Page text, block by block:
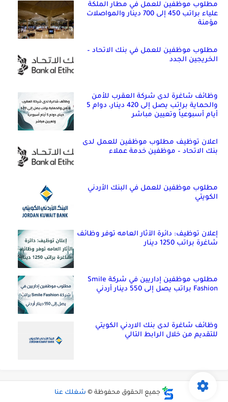
مطلوب موظفين للعمل في مطار الملكة
علياء براتب 450 إلى 700 دينار والمواصلات
مؤمنة
مطلوب موظفين للعمل في بنك الاتحاد –
الخريجين الجدد
وظائف شاغرة لدى شركة العقرب للأمن
والحماية براتب يصل إلى 420 دينار، دوام 5
أيام أسبوعياً وتعيين مباشر
اعلان توظيف مطلوب موظفين للعمل لدى
بنك الاتحاد – موظفين خدمة عملاء
مطلوب موظفين للعمل في البنك الأردني
الكويتي
إعلان توظيف: دائرة الآثار العامه توفر وظائف
شاغرة براتب 1250 دينار
مطلوب موظفين إداريين في شركة Smile
Fashion براتب يصل إلى 550 دينار أردني
وظائف شاغرة لدى بنك الاردني الكويتي
للتقديم من خلال الرابط التالي
جميع الحقوق محفوظة © شغلك عنا